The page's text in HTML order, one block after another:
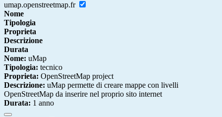
umap.openstreetmap.fr
Nome
Tipologia
Proprieta
Descrizione
Durata
Nome: uMap
Tipologia: tecnico
Proprieta: OpenStreetMap project
Descrizione: uMap permette di creare mappe con livelli
OpenStreetMap da inserire nel proprio sito internet
Durata: 1 anno